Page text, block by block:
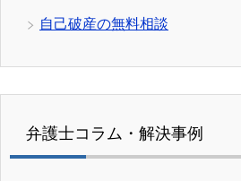
自己破産の無料相談
弁護士コラム・解決事例